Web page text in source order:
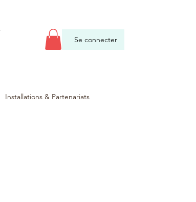
Se connecter
Installations & Partenariats